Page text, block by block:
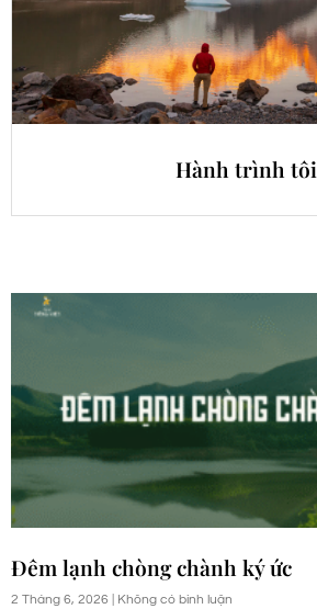
Hành trình tôi
Đêm lạnh chòng chành ký ức
2 Tháng 6, 2026 Không có bình luận